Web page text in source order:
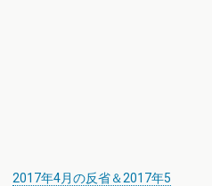
2017年4月の反省＆2017年5